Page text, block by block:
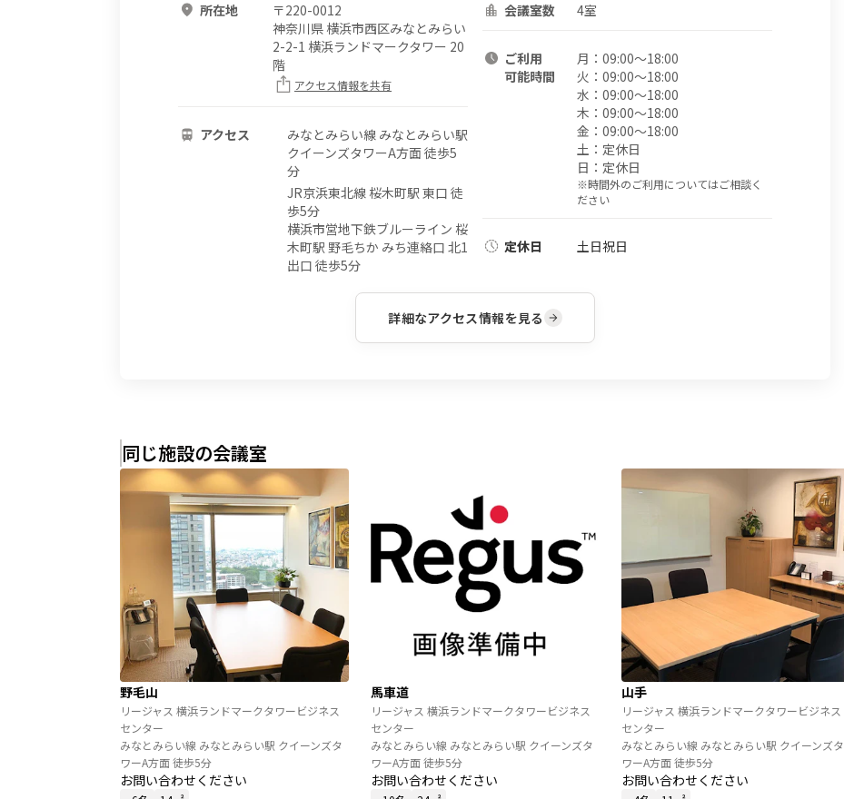
所在地 〒220-0012
神奈川県 横浜市西区みなとみらい
2-2-1 横浜ランドマークタワー 20
階
アクセス情報を共有
アクセス
みなとみらい線 みなとみらい駅
クイーンズタワーA方面 徒歩5
分
JR京浜東北線 桜木町駅 東口 徒
歩5分
横浜市営地下鉄ブルーライン 桜
木町駅 野毛ちか みち連絡口 北1
出口 徒歩5分
会議室数 4室
ご利用
可能時間
月： 09:00〜18:00
火： 09:00〜18:00
水： 09:00〜18:00
木： 09:00〜18:00
金： 09:00〜18:00
土： 定休日
日： 定休日
※時間外のご利用についてはご相談く
ださい
定休日 土日祝日
詳細なアクセス情報を見る
同じ施設の会議室
野毛山
リージャス 横浜ランドマークタワービジネス
センター
みなとみらい線 みなとみらい駅 クイーンズタ
ワーA方面 徒歩5分
お問い合わせください
馬車道
リージャス 横浜ランドマークタワービジネス
センター
みなとみらい線 みなとみらい駅 クイーンズタ
ワーA方面 徒歩5分
お問い合わせください
山手
リージャス 横浜ランドマークタワービジネス
センター
みなとみらい線 みなとみらい駅 クイーンズタ
ワーA方面 徒歩5分
お問い合わせください